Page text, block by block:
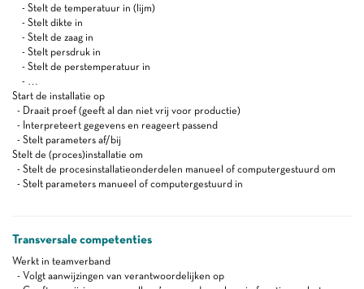
- Stelt de temperatuur in (lijm)
- Stelt dikte in
- Stelt de zaag in
- Stelt persdruk in
- Stelt de perstemperatuur in
- …
Start de installatie op
- Draait proef (geeft al dan niet vrij voor productie)
- Interpreteert gegevens en reageert passend
- Stelt parameters af/bij
Stelt de (proces)installatie om
- Stelt de procesinstallatieonderdelen manueel of computergestuurd om
- Stelt parameters manueel of computergestuurd in
Transversale competenties
Werkt in teamverband
- Volgt aanwijzingen van verantwoordelijken op